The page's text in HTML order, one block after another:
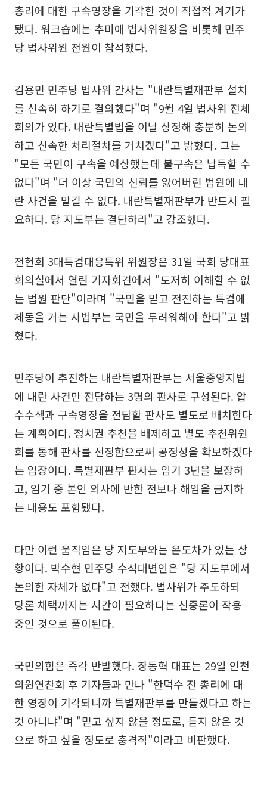
총리에 대한 구속영장을 기각한 것이 직접적 계기가
됐다. 워크숍에는 추미애 법사위원장을 비롯해 민주
당 법사위원 전원이 참석했다.
김용민 민주당 법사위 간사는 "내란특별재판부 설치
를 신속히 하기로 결의했다"며 "9월 4일 법사위 전체
회의가 있다. 내란특별법을 이날 상정해 충분히 논의
하고 신속한 처리절차를 거치겠다"고 밝혔다. 그는
"모든 국민이 구속을 예상했는데 불구속은 납득할 수
없다"며 "더 이상 국민의 신뢰를 잃어버린 법원에 내
란 사건을 맡길 수 없다. 내란특별재판부가 반드시 필
요하다. 당 지도부는 결단하라"고 강조했다.
전현희 3대특검대응특위 위원장은 31일 국회 당대표
회의실에서 열린 기자회견에서 "도저히 이해할 수 없
는 법원 판단"이라며 "국민을 믿고 전진하는 특검에
제동을 거는 사법부는 국민을 두려워해야 한다"고 밝
혔다.
민주당이 추진하는 내란특별재판부는 서울중앙지법
에 내란 사건만 전담하는 3명의 판사로 구성된다. 압
수수색과 구속영장을 전담할 판사도 별도로 배치한다
는 계획이다. 정치권 추천을 배제하고 별도 추천위원
회를 통해 판사를 선정함으로써 공정성을 확보하겠다
는 입장이다. 특별재판부 판사는 임기 3년을 보장하
고, 임기 중 본인 의사에 반한 전보나 해임을 금지하
는 내용도 포함됐다.
다만 이런 움직임은 당 지도부와는 온도차가 있는 상
황이다. 박수현 민주당 수석대변인은 "당 지도부에서
논의한 자체가 없다"고 전했다. 법사위가 주도하되
당론 채택까지는 시간이 필요하다는 신중론이 작용
중인 것으로 풀이된다.
국민의힘은 즉각 반발했다. 장동혁 대표는 29일 인천
의원연찬회 후 기자들과 만나 "한덕수 전 총리에 대
한 영장이 기각되니까 특별재판부를 만들겠다고 하는
것 아니냐"며 "믿고 싶지 않을 정도로, 듣지 않은 것
으로 하고 싶을 정도로 충격적"이라고 비판했다.